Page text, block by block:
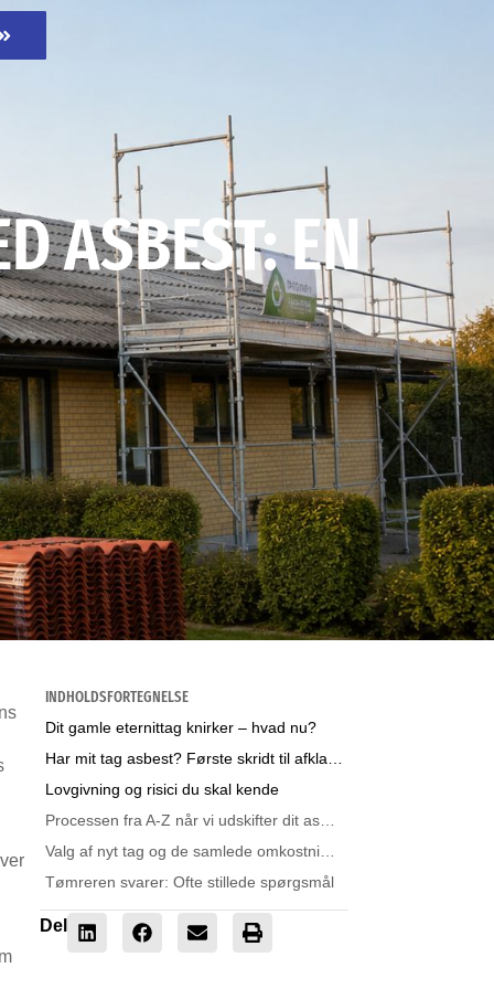
ASBEST: EN
INDHOLDSFORTEGNELSE
Dit gamle eternittag knirker – hvad nu?
Lovgivning og risici du skal kende
Tømreren svarer: Ofte stillede spørgsmål
Del